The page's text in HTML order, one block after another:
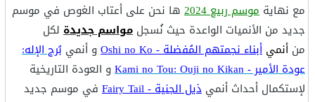
مع نهاية موسم ربيع 2024
ها نحن على أعتاب الغوص في موسم
جديد من الأنميات الواعدة حيث نُسجل مواسم جديدة لكل
من أنمي أبناء نجمتهم المُفضلة - Oshi no Ko و أنمي بُرج الإله:
عودة الأمير - Kami no Tou: Ouji no Kikan
و العودة التاريخية
لإستكمال أحداث أنمي ذيل الجنية - Fairy Tail
في موسم جديد